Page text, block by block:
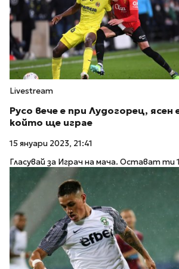
Livestream
Русо вече е при Лудогорец,
който ще играе
15 януари 2023, 21:41
Гласувай за Играч на мача. Остават ти